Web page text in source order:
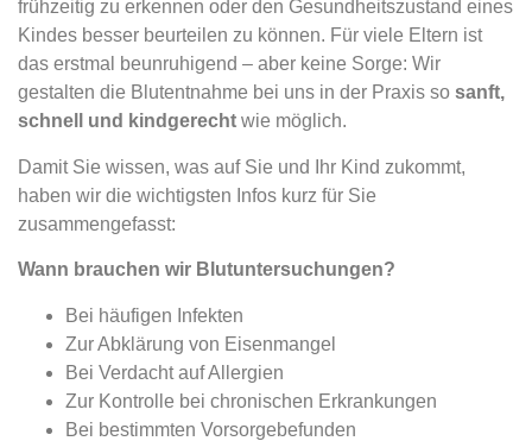
frühzeitig zu erkennen oder den Gesundheitszustand eines
Kindes besser beurteilen zu können. Für viele Eltern ist
das erstmal beunruhigend – aber keine Sorge: Wir
gestalten die Blutentnahme bei uns in der Praxis so sanft,
schnell und kindgerecht wie möglich.
Damit Sie wissen, was auf Sie und Ihr Kind zukommt,
haben wir die wichtigsten Infos kurz für Sie
zusammengefasst:
Wann brauchen wir Blutuntersuchungen?
Bei häufigen Infekten
Zur Abklärung von Eisenmangel
Bei Verdacht auf Allergien
Zur Kontrolle bei chronischen Erkrankungen
Bei bestimmten Vorsorgebefunden